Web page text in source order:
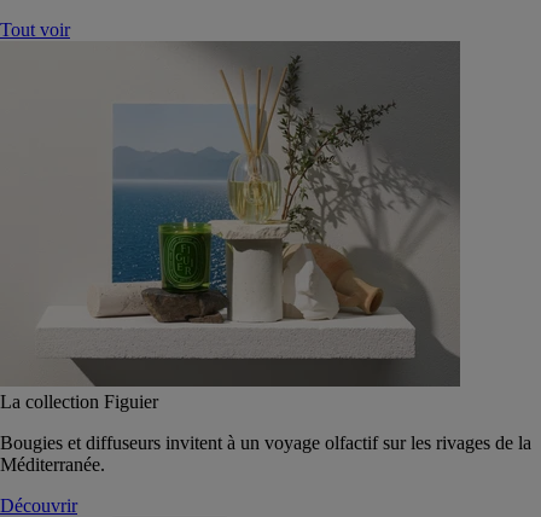
Tout voir
La collection Figuier
Bougies et diffuseurs invitent à un voyage olfactif sur les rivages de la
Méditerranée.
Découvrir